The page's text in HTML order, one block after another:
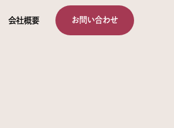
会社概要 お問い合わせ